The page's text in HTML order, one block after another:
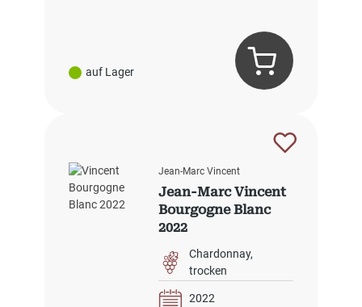
auf Lager
Jean-Marc Vincent
Jean-Marc Vincent
Bourgogne Blanc
2022
Chardonnay
trocken
2022